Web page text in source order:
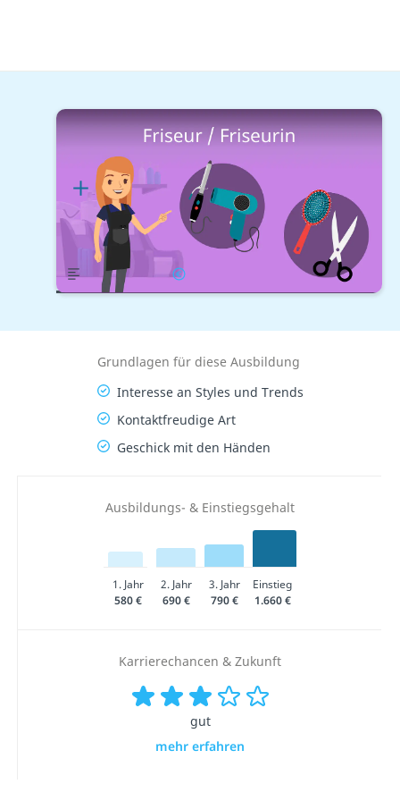
Kreativität & Lifestyle Mode & Lifestyle
Friseur / Friseurin
Lernplan
Übersicht Bewerbung
Grundlagen für diese Ausbildung
Interesse an Styles und Trends
Kontaktfreudige Art
Geschick mit den Händen
Ausbildungs- & Einstiegsgehalt
1. Jahr 2. Jahr 3. Jahr
Einstieg
580 €
690 € 790 € 1.660 €
Karrierechancen & Zukunft
gut
mehr erfahren